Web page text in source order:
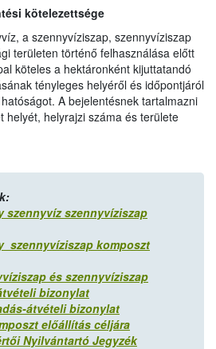
kötelezettsége
a szennyvíziszap, szennyvíziszap
területen történő felhasználása előtt
köteles a hektáronként kijuttatandó
tényleges helyéről és időpontjáról
A bejelentésnek tartalmazni
helyét, helyrajzi száma és területe
szennyvíz szennyvíziszap
szennyvíziszap komposzt
és szennyvíziszap
bizonylat
átvételi bizonylat
előállítás céljára
Nyilvántartó Jegyzék